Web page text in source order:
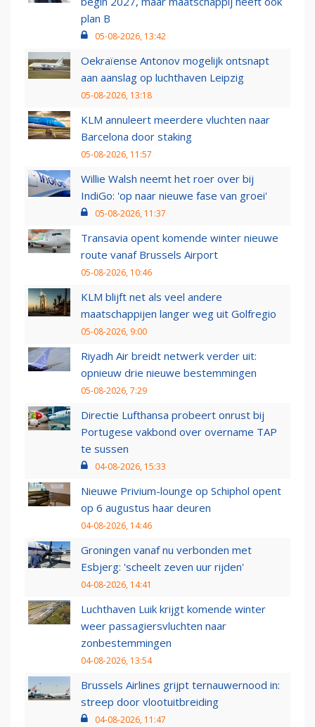
plan B
05-08-2026, 13:42
Oekraïense Antonov mogelijk ontsnapt
aan aanslag op luchthaven Leipzig
05-08-2026, 13:18
KLM annuleert meerdere vluchten naar
Barcelona door staking
05-08-2026, 11:57
Willie Walsh neemt het roer over bij
IndiGo: 'op naar nieuwe fase van groei'
05-08-2026, 11:37
Transavia opent komende winter nieuwe
route vanaf Brussels Airport
05-08-2026, 10:46
KLM blijft net als veel andere
maatschappijen langer weg uit Golfregio
05-08-2026, 9:00
Riyadh Air breidt netwerk verder uit:
opnieuw drie nieuwe bestemmingen
05-08-2026, 7:29
Directie Lufthansa probeert onrust bij
Portugese vakbond over overname TAP
te sussen
04-08-2026, 15:33
Nieuwe Privium-lounge op Schiphol opent
op 6 augustus haar deuren
04-08-2026, 14:46
Groningen vanaf nu verbonden met
Esbjerg: 'scheelt zeven uur rijden'
04-08-2026, 14:41
Luchthaven Luik krijgt komende winter
weer passagiersvluchten naar
zonbestemmingen
04-08-2026, 13:54
Brussels Airlines grijpt ternauwernood in:
streep door vlootuitbreiding
04-08-2026, 11:47